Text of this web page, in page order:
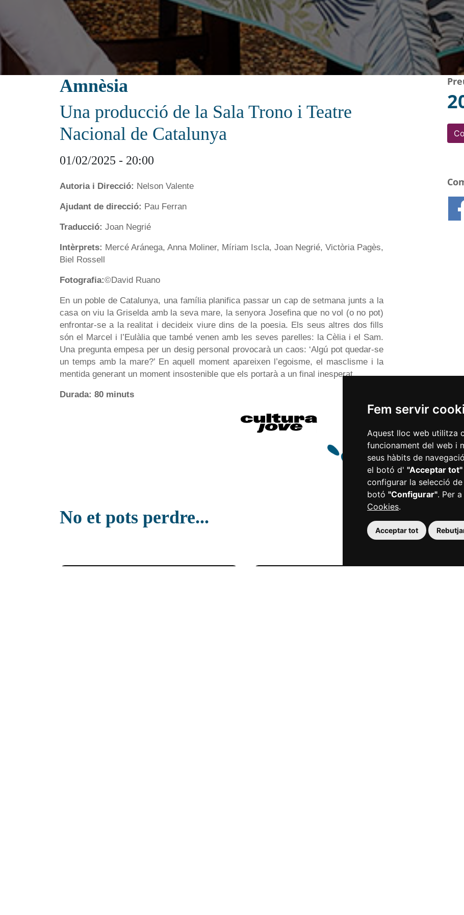
Fem servir
Aquest lloc web utilitza
funcionament del web i
seus hàbits de
el botó d' "Acceptar tot"
configurar la selecció
botó "Configurar". Per
Cookies.
Acceptar tot
Amnèsia
Una producció de la Sala Trono i Teatre
Nacional de Catalunya
01/02/2025 - 20:00
Autoria i Direcció: Nelson Valente
Ajudant de direcció: Pau Ferran
Traducció: Joan Negrié
Intèrprets: Mercé Aránega, Anna Moliner, Míriam Iscla, Joan Negrié, Victòria Pagès,
Biel Rossell
Fotografia:©David Ruano
En un poble de Catalunya, una família planifica passar un cap de setmana junts a la
casa on viu la Griselda amb la seva mare, la senyora Josefina que no vol (o no pot)
enfrontar-se a la realitat i decideix viure dins de la poesia. Els seus altres dos fills
són el Marcel i l’Eulàlia que també venen amb les seves parelles: la Cèlia i el Sam.
Una pregunta empesa per un desig personal provocarà un caos: ‘Algú pot quedar-se
un temps amb la mare?’ En aquell moment apareixen l’egoisme, el masclisme i la
mentida generant un moment insostenible que els portarà a un final inesperat.
Durada: 80 minuts
No et pots perdre...